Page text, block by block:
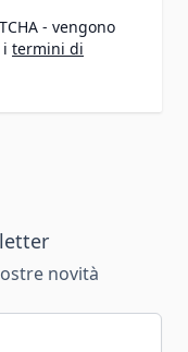
- vengono
i termini di
novità